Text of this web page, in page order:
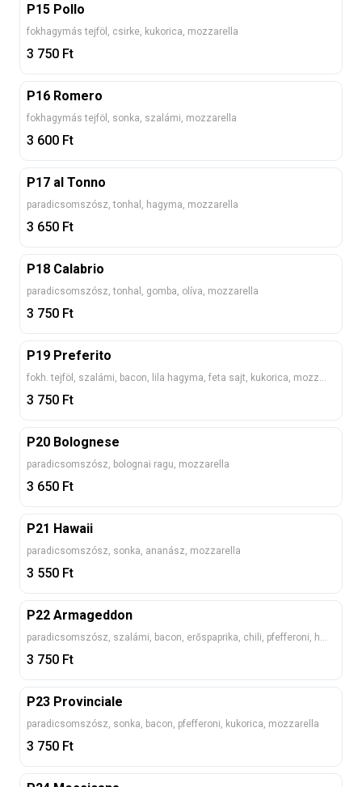
P15 Pollo
fokhagymás tejföl, csirke, kukorica, mozzarella
3 750 Ft
P16 Romero
fokhagymás tejföl, sonka, szalámi, mozzarella
3 600 Ft
P17 al Tonno
paradicsomszósz, tonhal, hagyma, mozzarella
3 650 Ft
P18 Calabrio
paradicsomszósz, tonhal, gomba, olíva, mozzarella
3 750 Ft
P19 Preferito
fokh. tejföl, szalámi, bacon, lila hagyma, feta sajt, kukorica, mozzarella
3 750 Ft
P20 Bolognese
paradicsomszósz, bolognai ragu, mozzarella
3 650 Ft
P21 Hawaii
paradicsomszósz, sonka, ananász, mozzarella
3 550 Ft
P22 Armageddon
paradicsomszósz, szalámi, bacon, erőspaprika, chili, pfefferoni, hagyma, mozzarella
3 750 Ft
P23 Provinciale
paradicsomszósz, sonka, bacon, pfefferoni, kukorica, mozzarella
3 750 Ft